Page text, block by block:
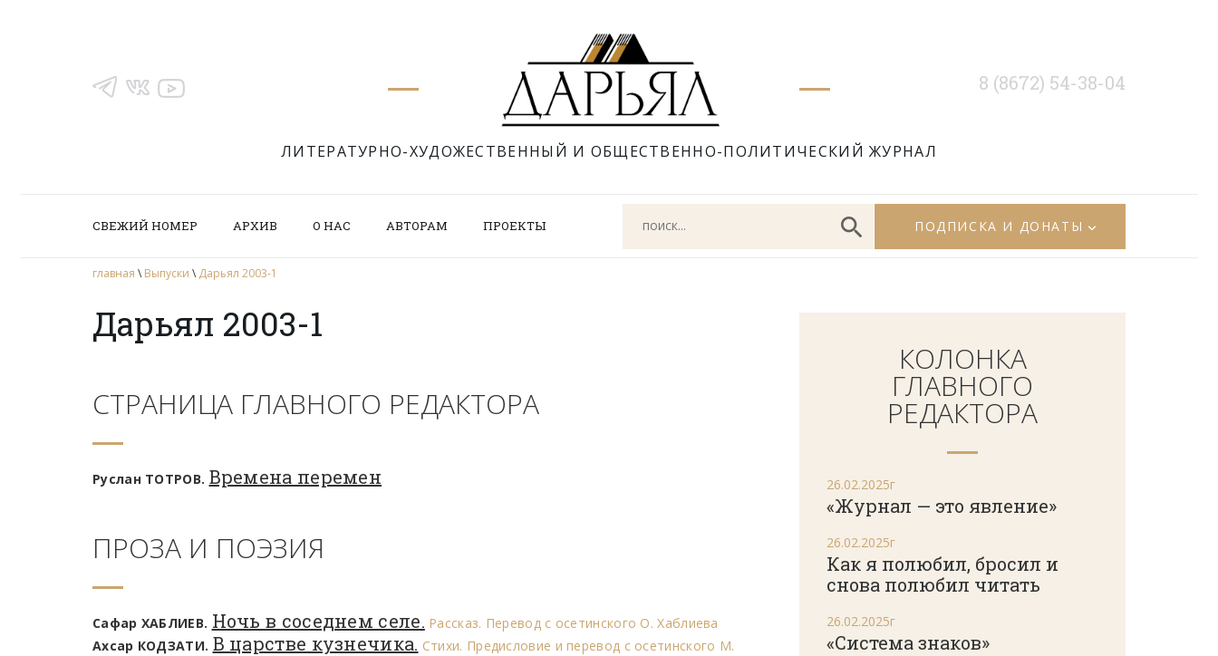
ЛИТЕРАТУРНО-ХУДОЖЕСТВЕННЫЙ И ОБЩЕСТВЕННО-ПОЛИТИЧЕСКИЙ ЖУРНАЛ
8 (8672) 54-38-04
СВЕЖИЙ НОМЕР АРХИВ О НАС АВТОРАМ ПРОЕКТЫ ПОДПИСКА И ДОНАТЫ
главная \ Выпуски \ Дарьял 2003-1
Дарьял 2003-1
СТРАНИЦА ГЛАВНОГО РЕДАКТОРА
Руслан ТОТРОВ. Времена перемен
ПРОЗА И ПОЭЗИЯ
Сафар ХАБЛИЕВ. Ночь в соседнем селе. Рассказ. Перевод с осетинского О. Хаблиева
Ахсар КОДЗАТИ. В царстве кузнечика. Стихи. Предисловие и перевод с осетинского М.
КОЛОНКА
ГЛАВНОГО
РЕДАКТОРА
26.02.2025г
«Журнал — это явление»
26.02.2025г
Как я полюбил, бросил и
снова полюбил читать
26.02.2025г
«Система знаков»